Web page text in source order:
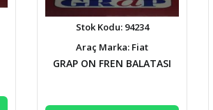
Stok Kodu: 94234
Araç Marka: Fiat
GRAP ON FREN BALATASI